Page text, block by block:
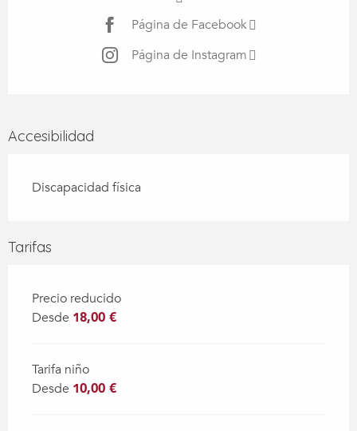
Página de Facebook
Página de Instagram
Accesibilidad
Discapacidad física
Tarifas
Precio reducido
Desde 18,00 €
Tarifa niño
Desde 10,00 €